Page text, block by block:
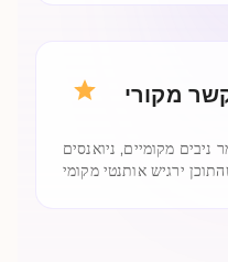
מקורי
ניבים מקומיים, ניואנסים